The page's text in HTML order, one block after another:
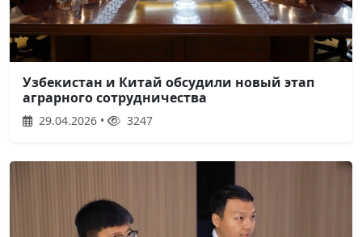
Узбекистан и Китай обсудили новый этап
аграрного сотрудничества
29.04.2026 • 3247